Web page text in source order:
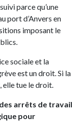
parce qu’une
port d’Anvers en
imposant le
sociale et la
est un droit. Si la
elle tue le droit.
arrêts de travail
pour